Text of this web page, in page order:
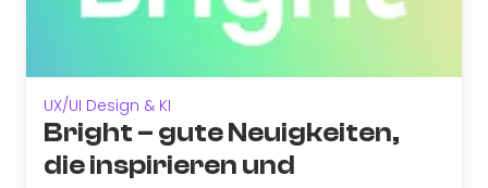
UX/UI Design & KI
Bright – gute Neuigkeiten,
die inspirieren und